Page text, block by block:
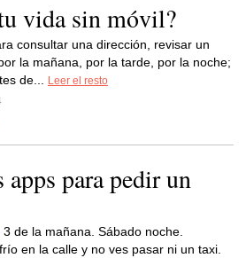
vida sin móvil?
consultar una dirección, revisar un
la mañana, por la tarde, por la noche;
de...
Leer el resto
para pedir un
3 de la mañana. Sábado noche.
en la calle y no ves pasar ni un taxi.